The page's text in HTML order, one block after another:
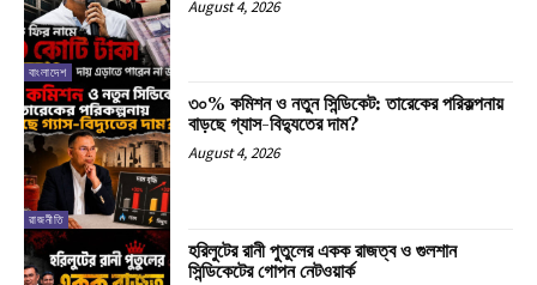
বাংলাদেশ
August 4, 2026
রাজনীতি
৩০% কমিশন ও নতুন সিন্ডিকেট: তারেকের পরিকল্পনায়
বাড়ছে গ্যাস-বিদ্যুতের দাম?
August 4, 2026
হরিলুটের রানী পুতুলের একক রাজত্ব ও গুলশান
সিন্ডিকেটের গোপন নেটওয়ার্ক